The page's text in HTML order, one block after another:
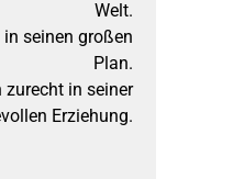
September 2004:
März 2004:
Welt.
seinen großen
Plan.
in seiner
Erziehung.